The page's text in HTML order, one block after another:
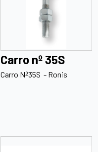
Carro nº 35S
Carro Nº35S - Ronis